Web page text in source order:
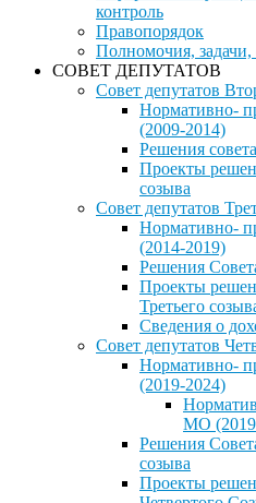
контроль
Правопорядок
Полномочия,
СОВЕТ ДЕПУТАТОВ
Совет депутатов
Нормативно-
(2009-2014)
Решения
Проекты
созыва
Совет депутатов
Нормативно-
(2014-2019)
Решения
Проекты
Третьего
Сведения о
Совет депутатов
Нормативно-
(2019-2024)
МО
Решения
созыва
Проекты